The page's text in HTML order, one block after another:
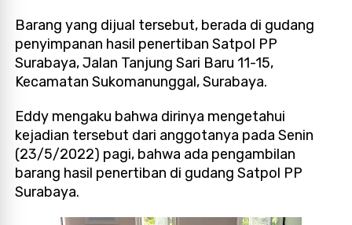
Barang yang dijual tersebut, berada di gudang
penyimpanan hasil penertiban Satpol PP
Surabaya, Jalan Tanjung Sari Baru 11-15,
Kecamatan Sukomanunggal, Surabaya.
Eddy mengaku bahwa dirinya mengetahui
kejadian tersebut dari anggotanya pada Senin
(23/5/2022) pagi, bahwa ada pengambilan
barang hasil penertiban di gudang Satpol PP
Surabaya.